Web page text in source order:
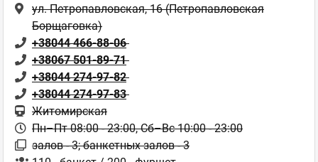
ул. Петропавловская, 16 (Петропавловская
Борщаговка)
+38044 466-88-06
+38067 501-89-71
+38044 274-97-82
+38044 274-97-83
Житомирская
Пн–Пт 08:00 - 23:00,Сб–Вс 10:00 - 23:00
залов - 3; банкетных залов - 3